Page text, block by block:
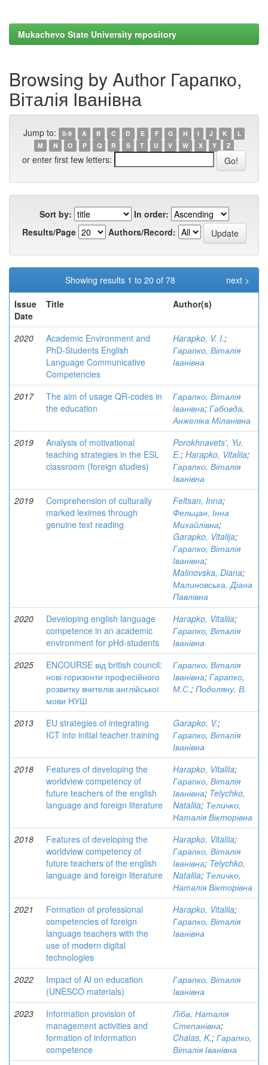
Mukachevo State University repository
Browsing by Author Гарапко,
Віталія Іванівна
Jump to: 0-9 A B C D E F G H I J K
L
M
N O P Q R S T U V W X Y Z
or enter first few letters:
Sort by:
In order:
Results/Page
Authors/Record:
Showing results 1 to 20 of 78
next >
Issue
Date
Title Author(s)
2020
Academic Environment and
PhD-Students English
Language Communicative
Competencies
Harapko, V. I.;
Гарапко, Віталія
Іванівна
2017
The aim of usage QR-codes in
the education
Гарапко, Віталія
Іванівна; Габовда,
Анжеліка Міланівна
2019
Analysis of motivational
teaching strategies in the ESL
classroom (foreign studies)
Porokhnavets', Yu.
E.; Harapko, Vitaliia;
Гарапко, Віталія
Іванівна
2019
Comprehension of culturally
marked leximes through
genuine text reading
Feltsan, Inna;
Фельцан, Інна
Михайлівна;
Garapko, Vitalija;
Гарапко, Віталія
Іванівна;
Malinovska, Diana;
Малиновська, Діана
Павлівна
2020
Developing english language
competence in an academic
environment for pHd-students
Harapko, Vitaliia;
Гарапко, Віталія
Іванівна
2025
ENCOURSE від british council:
нові горизонти професійного
розвитку вчителів англійської
мови НУШ
Гарапко, Віталія
Іванівна; Гарапко,
М.С.; Подоляну, В.
2013
EU strategies of integrating
ICT into initial teacher training
Garapko, V.;
Гарапко, Віталія
Іванівна
2018
Features of developing the
worldview competency of
future teachers of the english
language and foreign literature
Harapko, Vitaliia;
Гарапко, Віталія
Іванівна; Telychko,
Nataliia; Теличко,
Наталія Вікторівна
2018
Features of developing the
worldview competency of
future teachers of the english
language and foreign literature
Harapko, Vitaliia;
Гарапко, Віталія
Іванівна; Telychko,
Nataliia; Теличко,
Наталія Вікторівна
2021
Formation of professional
competencies of foreign
language teachers with the
use of modern digital
technologies
Harapko, Vitaliia;
Гарапко, Віталія
Іванівна
2022
Impact of AI on education
(UNESCO materials)
Гарапко, Віталія
Іванівна
2023
Information provision of
management activities and
formation of information
competence
Ліба, Наталія
Степанівна;
Chalas, K.; Гарапко,
Віталія Іванівна